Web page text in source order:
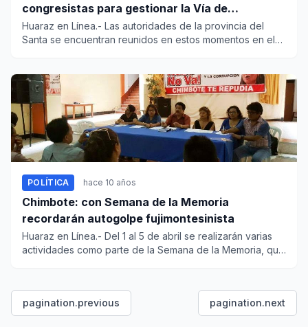
congresistas para gestionar la Vía de
Evitamiento
Huaraz en Línea.- Las autoridades de la provincia del
Santa se encuentran reunidos en estos momentos en el
POLÍTICA hace 10 años
Chimbote: con Semana de la Memoria
recordarán autogolpe fujimontesinista
Huaraz en Línea.- Del 1 al 5 de abril se realizarán varias
actividades como parte de la Semana de la Memoria, que
pagination.previous pagination.next